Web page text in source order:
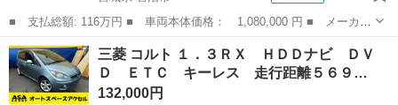
■ 支払総額: 116万円 ■ 車両本体価格： 1,080,000 円 ■ メーカー
名： 三菱 ■ 車種名： コルト ■ グレード名： ラリーアート
バージョンＲ マニュアル（Ｆ５） ローダウン（車高調・ＴＥＩ
Ｎ） 社外マ...
宮城 岩沼市 コルト
三菱 コルト １．３ＲＸ ＨＤＤナビ ＤＶ
Ｄ ＥＴＣ キーレス 走行距離５６９…
132,000円